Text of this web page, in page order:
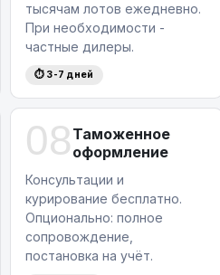
тысячам лотов ежедневно.
При необходимости -
частные дилеры.
⏱ 3-7 дней
08 Таможенное
оформление
Консультации и
курирование бесплатно.
Опционально: полное
сопровождение,
постановка на учёт.